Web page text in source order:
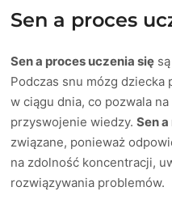
Sen a proces
Sen a proces uczenia się
Podczas snu mózg
w ciągu dnia, co pozwala
przyswojenie wiedzy.Sen
związane, ponieważ
na zdolność koncentracji,
rozwiązywania problemów.